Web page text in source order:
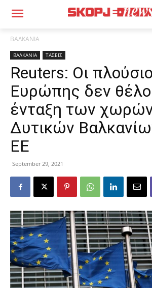
ΒΑΛΚΑΝΙΑ
ΒΑΛΚΑΝΙΑ ΤΑΣΕΙΣ
Reuters: Οι
Ευρώπης δεν
ένταξη των
Δυτικών
ΕΕ
September 29, 2021